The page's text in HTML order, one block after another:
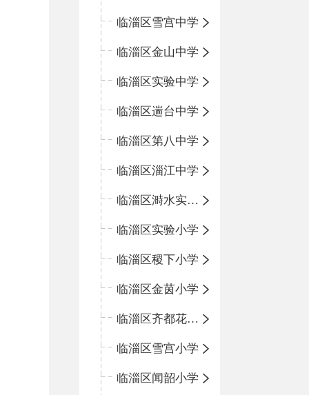
临淄区雪宫中学
临淄区金山中学
临淄区实验中学
临淄区遄台中学
临淄区第八中学
临淄区淄江中学
临淄区溡水实验学校
临淄区实验小学
临淄区稷下小学
临淄区金茵小学
临淄区齐都花园小学
临淄区雪宫小学
临淄区闻韶小学